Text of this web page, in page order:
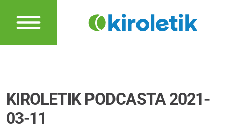
KIROLETIK PODCASTA 2021-
03-11